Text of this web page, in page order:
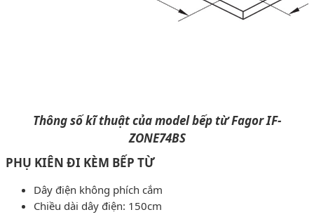
Thông số kĩ thuật của model bếp từ Fagor IF-
ZONE74BS
PHỤ KIÊN ĐI KÈM BẾP TỪ
Dây điện không phích cắm
Chiều dài dây điện: 150cm